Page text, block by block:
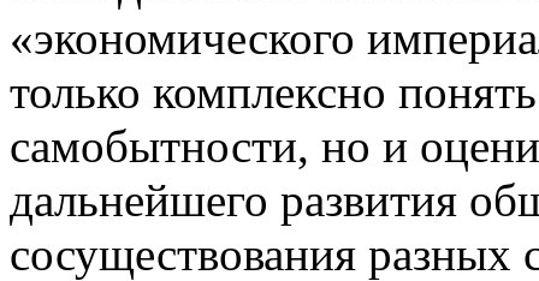
«экономического
только комплексно
самобытности, но и
дальнейшего развития
сосуществования разных